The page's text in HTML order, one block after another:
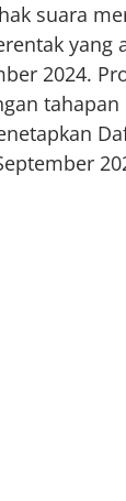
suara
yang
2024.